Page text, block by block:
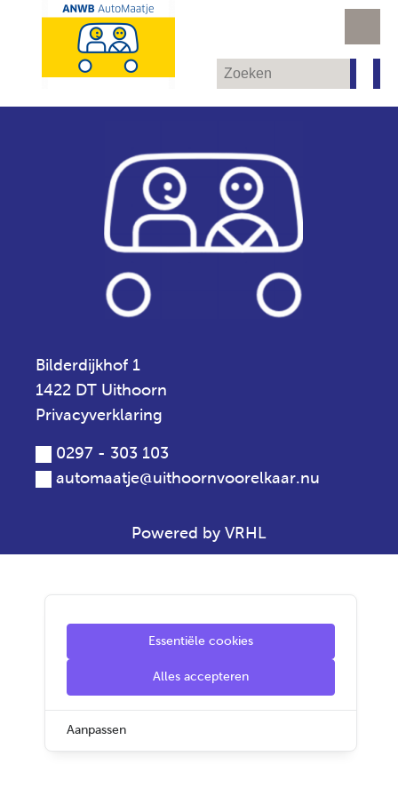
Bilderdijkhof 1
1422 DT Uithoorn
Privacyverklaring
0297 - 303 103
automaatje@uithoornvoorelkaar.nu
Powered by VRHL
Essentiële cookies
Alles accepteren
Aanpassen